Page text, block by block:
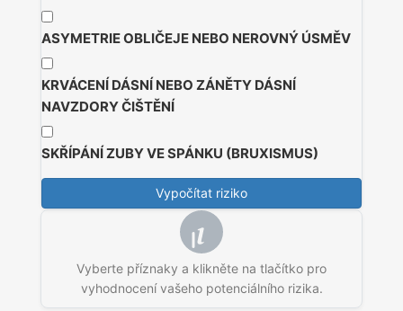
ASYMETRIE OBLIČEJE NEBO NEROVNÝ ÚSMĚV
KRVÁCENÍ DÁSNÍ NEBO ZÁNĚTY DÁSNÍ
NAVZDORY ČIŠTĚNÍ
SKŘÍPÁNÍ ZUBY VE SPÁNKU (BRUXISMUS)
Vypočítat riziko
Vyberte příznaky a klikněte na tlačítko pro
vyhodnocení vašeho potenciálního rizika.